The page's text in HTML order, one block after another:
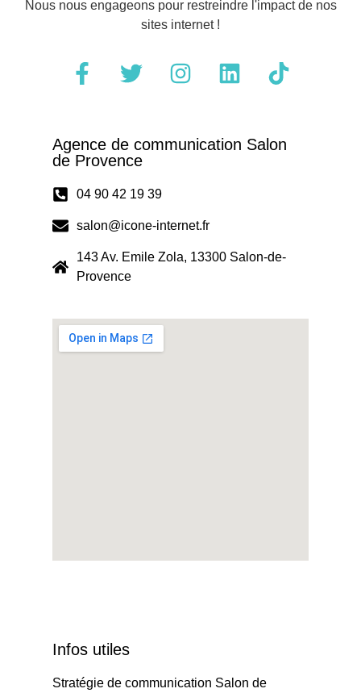
Nous nous engageons pour restreindre l'impact de nos
sites internet !
Agence de communication Salon
de Provence
04 90 42 19 39
salon@icone-internet.fr
143 Av. Emile Zola, 13300 Salon-de-
Provence
Infos utiles
Stratégie de communication Salon de